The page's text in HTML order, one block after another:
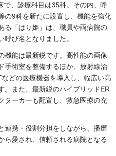
で、診療科目は35科。その内、呼
の9科を新たに設置し、機能を強化
る「はり姫」は、職員や両病院の
び名となりました。
機能は最新鋭です。高性能の画像
手術室を整備するほか、放射線治
どの医療機器を導入し、幅広い高
。また、最新鋭のハイブリッドER
ターカーも配置し、救急医療の充
連携・役割分担をしながら、播磨
ら愛され、信頼される病院となる